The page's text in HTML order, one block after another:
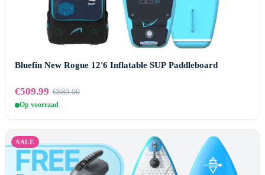
Bluefin New Rogue 12'6 Inflatable SUP Paddleboard
€509.99 €889.00
Op voorraad
SALE